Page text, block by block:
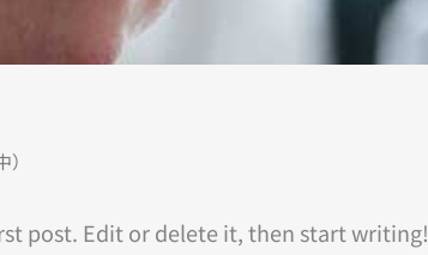
post. Edit or delete it, then start writing!